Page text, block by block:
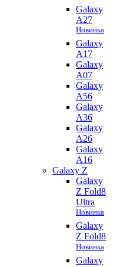
Galaxy
A27
Новинка
Galaxy
A17
Galaxy
A07
Galaxy
A56
Galaxy
A36
Galaxy
A26
Galaxy
A16
Galaxy Z
Galaxy
Z Fold8
Ultra
Новинка
Galaxy
Z Fold8
Новинка
Galaxy